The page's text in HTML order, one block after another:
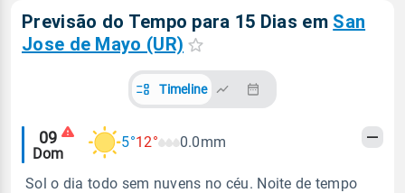
Previsão do Tempo para 15 Dias em San
Jose de Mayo (UR)
Timeline
Alertas
meteorológicos
09
Dom
5°12° 0.0mm
Sol o dia todo sem nuvens no céu. Noite de tempo